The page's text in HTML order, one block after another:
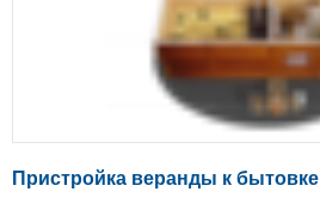
Пристройка веранды к бытовке